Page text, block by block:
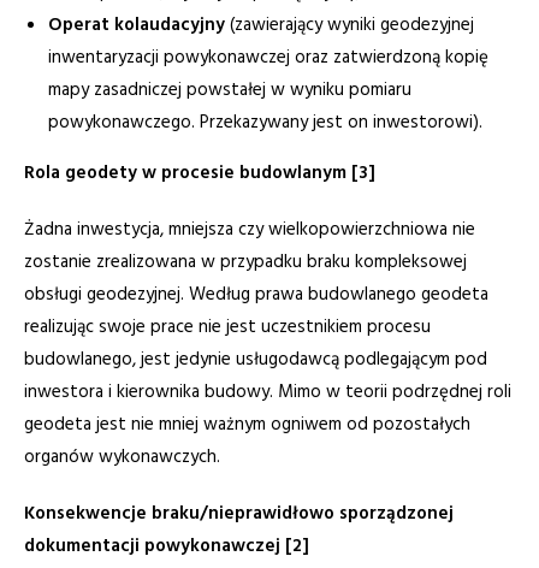
Operat kolaudacyjny(zawierający wyniki geodezyjnej
inwentaryzacji powykonawczej oraz zatwierdzoną kopię
mapy zasadniczej powstałej w wyniku pomiaru
powykonawczego. Przekazywany jest on inwestorowi).
Rola geodety w procesie budowlanym [3]
Żadna inwestycja, mniejsza czy wielkopowierzchniowa nie
zostanie zrealizowana w przypadku braku kompleksowej
obsługi geodezyjnej. Według prawa budowlanego geodeta
realizując swoje prace nie jest uczestnikiem procesu
budowlanego, jest jedynie usługodawcą podlegającym pod
inwestora i kierownika budowy. Mimo w teorii podrzędnej roli
geodeta jest nie mniej ważnym ogniwem od pozostałych
organów wykonawczych.
Konsekwencje braku/nieprawidłowo sporządzonej
dokumentacji powykonawczej [2]